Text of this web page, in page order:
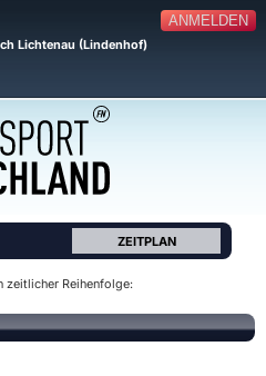
ANMELDEN
Lichtenau (Lindenhof)
ZEITPLAN
zeitlicher Reihenfolge: